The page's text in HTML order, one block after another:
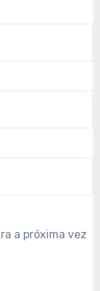
a próxima vez